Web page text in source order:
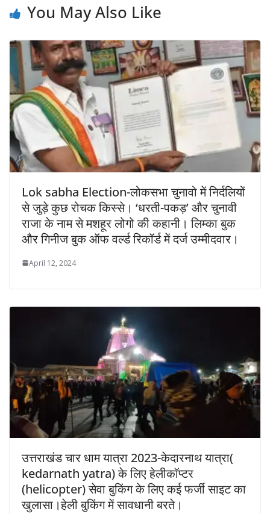
You May Also Like
Lok sabha Election-लोकसभा चुनावो में निर्दलियों
से जुड़े कुछ रोचक किस्से। ‘धरती-पकड़’ और चुनावी
राजा के नाम से मशहूर लोगो की कहानी। लिम्का बुक
और गिनीज बुक ऑफ वर्ल्ड रिकॉर्ड में दर्ज उम्मीदवार।
April 12, 2024
उत्तराखंड चार धाम यात्रा 2023-केदारनाथ यात्रा(
kedarnath yatra) के लिए हेलीकॉप्टर
(helicopter) सेवा बुकिंग के लिए कई फर्जी साइट का
खुलासा।हेली बुकिंग में सावधानी बरते।